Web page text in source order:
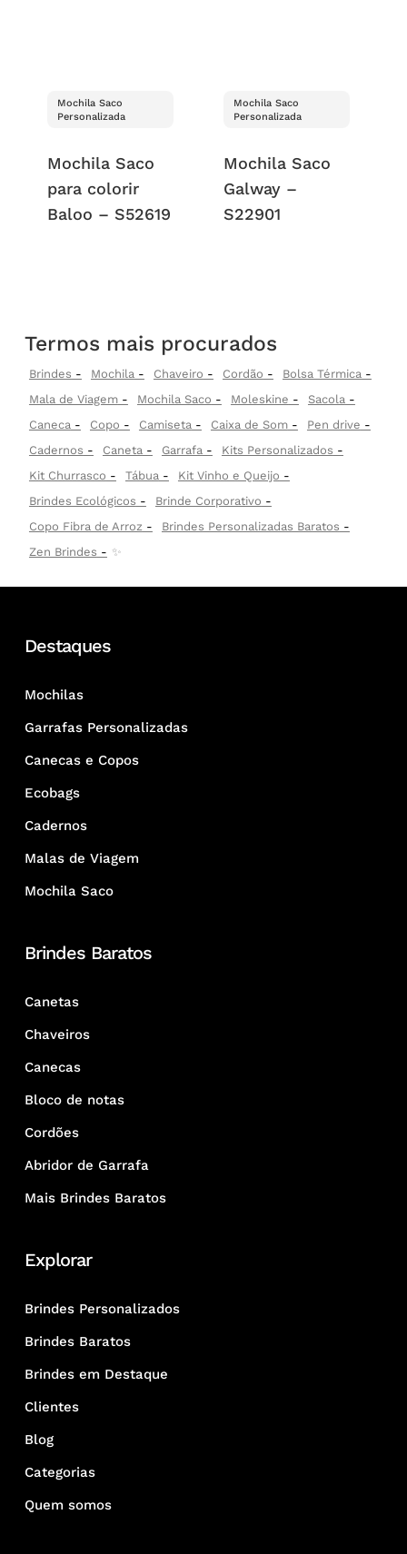
Mochila Saco
Personalizada
Mochila Saco
para colorir
Baloo – S52619
Mochila Saco
Personalizada
Mochila Saco
Galway –
S22901
Termos mais procurados
Brindes Mochila Chaveiro Cordão
Bolsa Térmica
Mala de Viagem
Mochila Saco Moleskine
Sacola
Caneca
Copo Camiseta Caixa de Som
Pen drive
Cadernos
Caneta Garrafa
Kits Personalizados
Kit Churrasco
Tábua
Kit Vinho e Queijo
Brindes Ecológicos
Brinde Corporativo
Copo Fibra de Arroz
Brindes Personalizadas Baratos
Zen Brindes
✨
Destaques
Mochilas
Garrafas Personalizadas
Canecas e Copos
Ecobags
Cadernos
Malas de Viagem
Mochila Saco
Brindes Baratos
Canetas
Chaveiros
Canecas
Bloco de notas
Cordões
Abridor de Garrafa
Mais Brindes Baratos
Explorar
Brindes Personalizados
Brindes Baratos
Brindes em Destaque
Clientes
Blog
Categorias
Quem somos